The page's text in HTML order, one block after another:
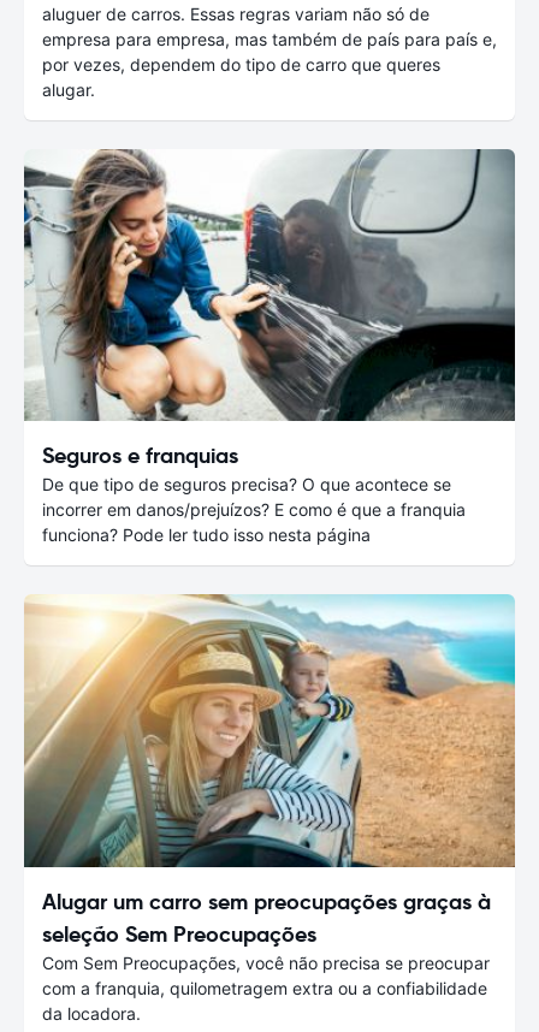
aluguer de carros. Essas regras variam não só de
empresa para empresa, mas também de país para país e,
por vezes, dependem do tipo de carro que queres
alugar.
Seguros e franquias
De que tipo de seguros precisa? O que acontece se
incorrer em danos/prejuízos? E como é que a franquia
funciona? Pode ler tudo isso nesta página
Alugar um carro sem preocupações graças à
seleção Sem Preocupações
Com Sem Preocupações, você não precisa se preocupar
com a franquia, quilometragem extra ou a confiabilidade
da locadora.